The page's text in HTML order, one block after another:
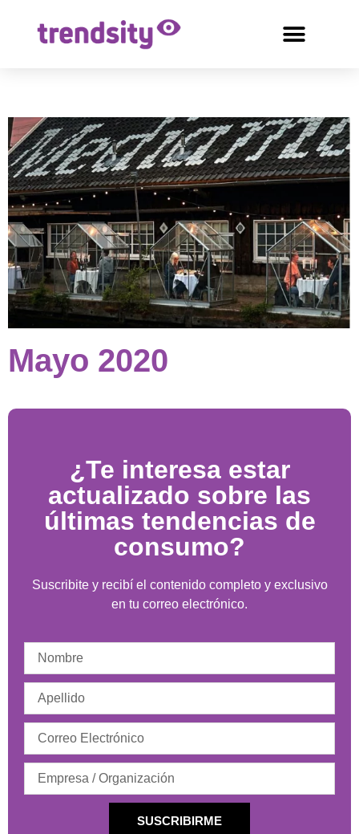
Mayo 2020
¿Te interesa estar
actualizado sobre las
últimas tendencias de
consumo?
Suscribite y recibí el contenido completo y exclusivo
en tu correo electrónico.
SUSCRIBIRME